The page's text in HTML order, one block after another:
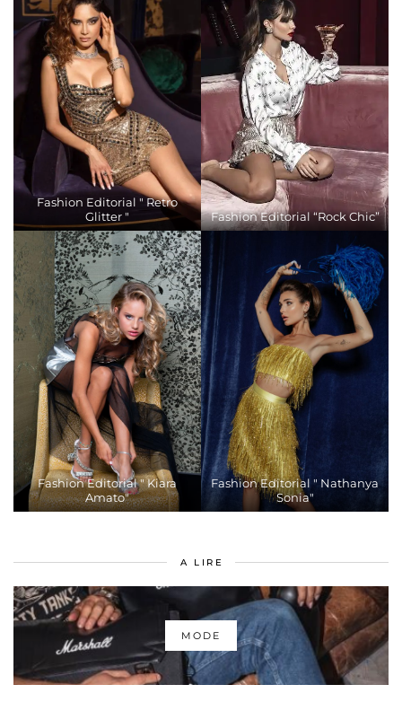
Fashion Editorial " Retro
Glitter "
Fashion Editorial “Rock Chic”
Fashion Editorial " Kiara
Amato"
Fashion Editorial " Nathanya
Sonia"
A LIRE
MODE